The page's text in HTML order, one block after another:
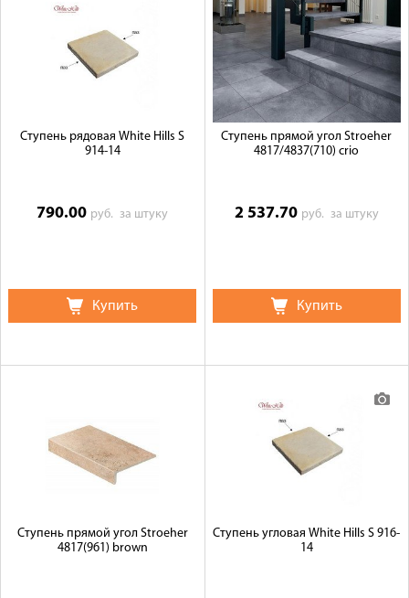
Ступень рядовая White Hills S
914-14
790.00 руб.за штуку
Купить
Ступень прямой угол Stroeher
4817/4837(710) crio
2 537.70 руб. за штуку
Купить
Ступень прямой угол Stroeher
4817(961) brown
Ступень угловая White Hills S 916-
14